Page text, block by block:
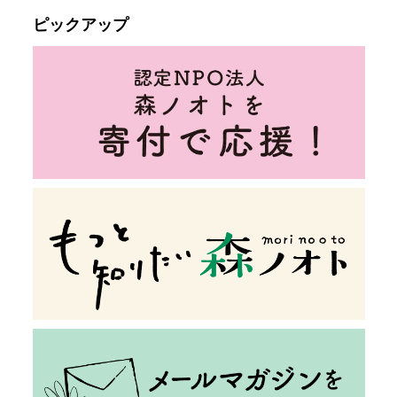
ピックアップ